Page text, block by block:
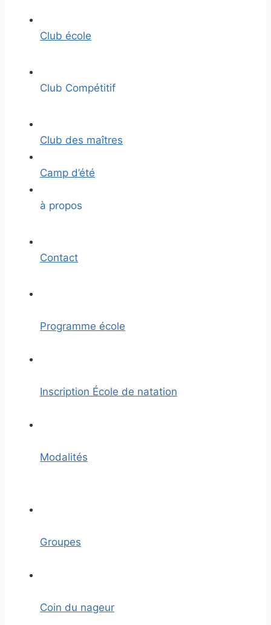
Club école
Club Compétitif
Club des maîtres
Camp d’été
à propos
Contact
Programme école
Inscription École de natation
Modalités
Groupes
Coin du nageur